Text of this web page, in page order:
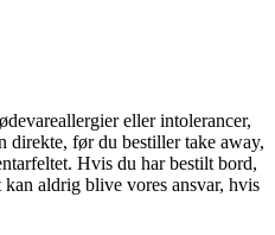
eller intolerancer,
direkte, før du bestiller take away,
Hvis du har bestilt bord,
aldrig blive vores ansvar, hvis